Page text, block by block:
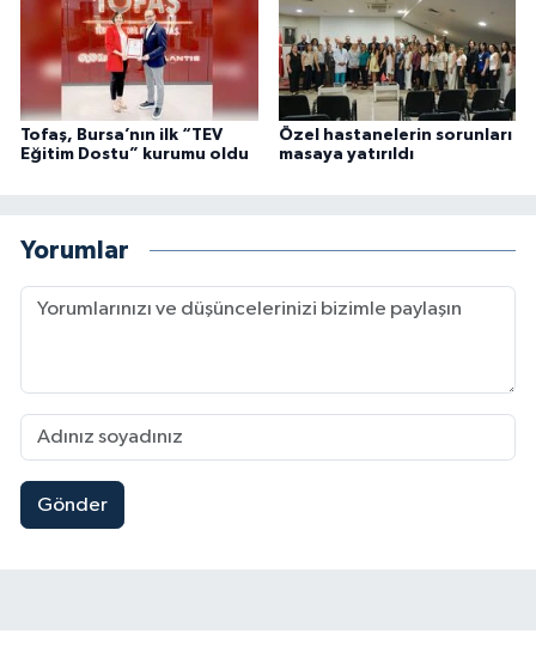
Tofaş, Bursa’nın ilk “TEV
Eğitim Dostu” kurumu oldu
Özel hastanelerin sorunları
masaya yatırıldı
Yorumlar
Gönder